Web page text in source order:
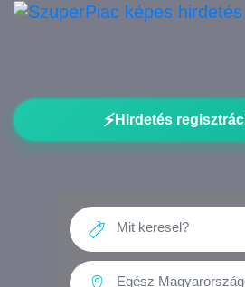
⚡Hirdetés